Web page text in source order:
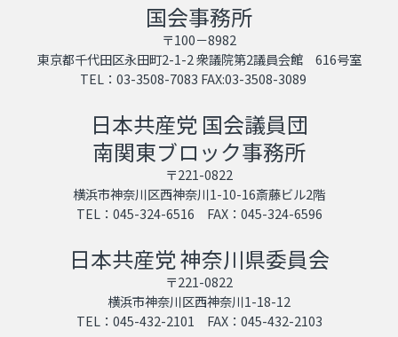
国会事務所
〒100－8982
東京都千代田区永田町2-1-2 衆議院第2議員会館 616号室
TEL：03-3508-7083 FAX:03-3508-3089
日本共産党 国会議員団
南関東ブロック事務所
〒221-0822
横浜市神奈川区西神奈川1-10-16斎藤ビル2階
TEL：045-324-6516 FAX：045-324-6596
日本共産党 神奈川県委員会
〒221-0822
横浜市神奈川区西神奈川1-18-12
TEL：045-432-2101 FAX：045-432-2103